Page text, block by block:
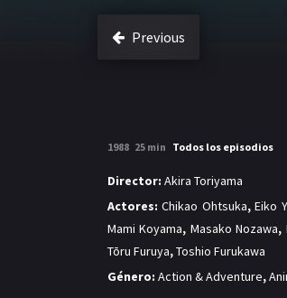
Previous
1988 25 min Todos los episodios
Director: Akira Toriyama
Actores: Chikao Ohtsuka,Eiko
Mami Koyama, Masako Nozawa,
Tōru Furuya,Toshio Furukawa
Género: Action & Adventure,